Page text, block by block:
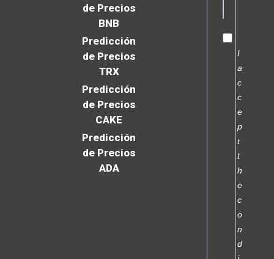
de Precios
BNB
Predicción
de Precios
TRX
Predicción
de Precios
CAKE
Predicción
de Precios
ADA
I
a
c
c
e
p
t
t
h
e
c
o
n
d